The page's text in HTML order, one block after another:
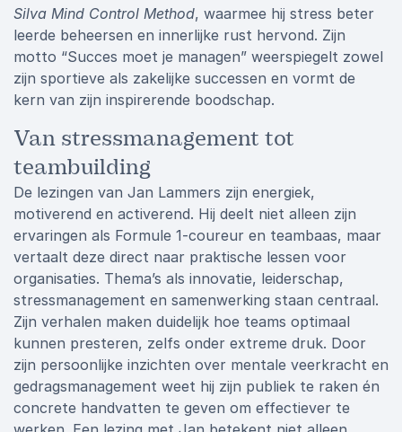
Silva Mind Control Method, waarmee hij stress beter
leerde beheersen en innerlijke rust hervond. Zijn
motto “Succes moet je managen” weerspiegelt zowel
zijn sportieve als zakelijke successen en vormt de
kern van zijn inspirerende boodschap.
Van stressmanagement tot
teambuilding
De lezingen van Jan Lammers zijn energiek,
motiverend en activerend. Hij deelt niet alleen zijn
ervaringen als Formule 1-coureur en teambaas, maar
vertaalt deze direct naar praktische lessen voor
organisaties. Thema’s als innovatie, leiderschap,
stressmanagement en samenwerking staan centraal.
Zijn verhalen maken duidelijk hoe teams optimaal
kunnen presteren, zelfs onder extreme druk. Door
zijn persoonlijke inzichten over mentale veerkracht en
gedragsmanagement weet hij zijn publiek te raken én
concrete handvatten te geven om effectiever te